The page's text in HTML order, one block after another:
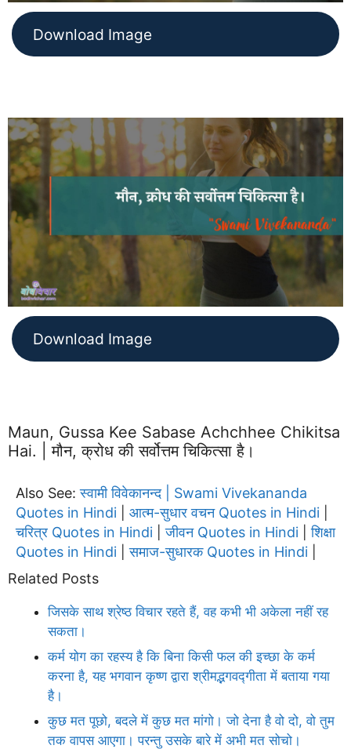
Download Image
Download Image
Maun, Gussa Kee Sabase Achchhee Chikitsa
Hai. | मौन, क्रोध की सर्वोत्तम चिकित्सा है।
Also See:स्वामी विवेकानन्द | Swami Vivekananda
Quotes in Hindi
आत्म-सुधार वचन Quotes in Hindi
चरित्र Quotes in Hindi |जीवन Quotes in Hindi |शिक्षा
Quotes in Hindi |समाज-सुधारक Quotes in Hindi
Related Posts
जिसके साथ श्रेष्ठ विचार रहते हैं, वह कभी भी अकेला नहीं रह
सकता।
कर्म योग का रहस्य है कि बिना किसी फल की इच्छा के कर्म
करना है, यह भगवान कृष्ण द्वारा श्रीमद्भगवद्गीता में बताया गया
है।
कुछ मत पूछो, बदले में कुछ मत मांगो। जो देना है वो दो, वो तुम
तक वापस आएगा। परन्तु उसके बारे में अभी मत सोचो।